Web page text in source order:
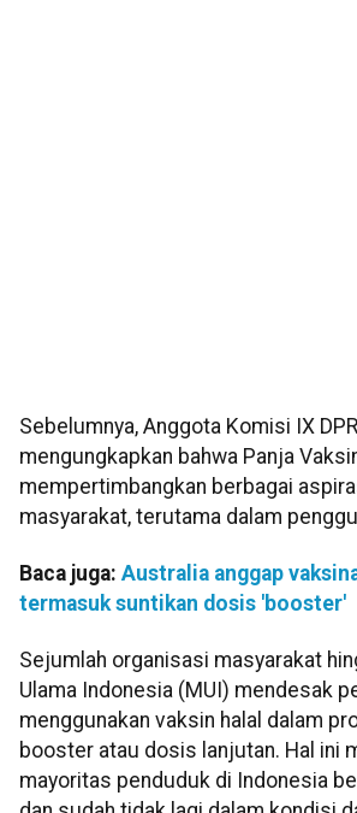
Sebelumnya, Anggota Komisi IX
mengungkapkan bahwa Panja
mempertimbangkan berbagai
masyarakat, terutama dalam
Baca juga: Australia anggap
termasuk suntikan dosis 'booster'
Sejumlah organisasi masyarakat
Ulama Indonesia (MUI) mendesak
menggunakan vaksin halal dalam
booster atau dosis lanjutan. Hal ini
mayoritas penduduk di Indonesia